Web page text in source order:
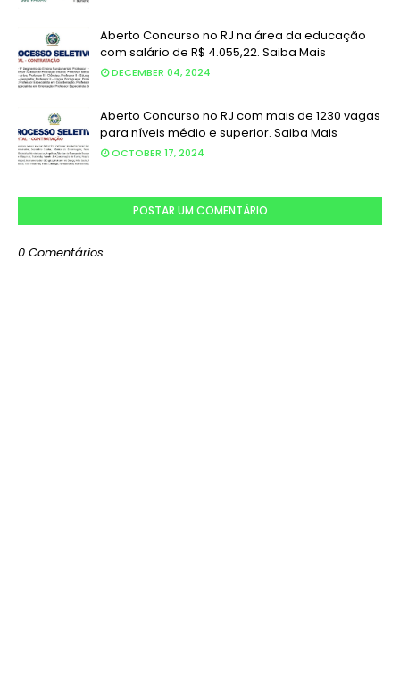
Aberto Concurso no RJ na área da educação
com salário de R$ 4.055,22. Saiba Mais
DECEMBER 04, 2024
Aberto Concurso no RJ com mais de 1230 vagas
para níveis médio e superior. Saiba Mais
OCTOBER 17, 2024
POSTAR UM COMENTÁRIO
0 Comentários